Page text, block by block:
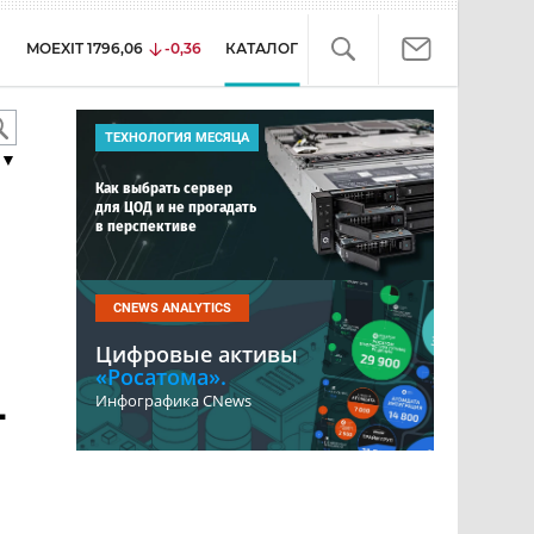
MOEXIT 1796,06 -0,36 КАТАЛОГ
ТЕХНОЛОГИЯ МЕСЯЦА
Как выбрать сервер
для ЦОД и не прогадать
в перспективе
CNEWS ANALYTICS
Цифровые активы
«Росатома».
Инфографика CNews